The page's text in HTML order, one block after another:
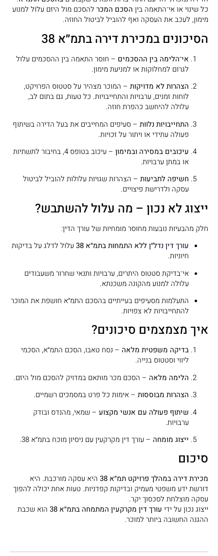
כל שינוי או אי־התאמה בין הסכם המכר להסכם מול היזם עלול למנוע
מימון, לעכב את העסקה ואף להוביל לביטול החוזה.
הסיכונים במכירת דירה בתמ״א 38
אי־הלימה בין ההסכמים – חוסר התאמה בין ההסכמים עלול
לגרום למחלוקות או למניעת מימון.
הצהרות לא מדויקות – המוכר מצהיר על סטטוס הפרויקט,
לוחות זמנים, ערבויות והתחייבויות. כל טעות, גם בתום לב,
עלולה להיחשב כהפרת חוזה.
התחייבויות נלוות – סעיפים המחייבים את בעל הדירה בשיתוף
פעולה עתידי או ויתור על זכויות.
עיכובים במסירה ובמימון
– עיכוב בטופס 4, בחיבור לתשתיות
או במתן ערבויות.
חשיפה לתביעות – הצהרות שגויות עלולות להוביל לביטול
עסקה ולדרישת פיצויים.
ייצוג לא נכון – מה עלול להשתבש?
חלק מהבעיות נובעות מחוסר מומחיות של עורך הדין:
עורך דין נדל״ןללא התמחות בתמ״א 38
עלול לדלג על בדיקות
חיוניות.
אי־בדיקת סטטוס היתרים, ערבויות ותנאי שחרור משעבודים
עלולה למנוע מהקונה משכנתא.
התעלמות מסעיפים בעייתיים בהסכם התמ״א חושפת את המוכר
להתחייבויות לא צפויות.
איך מצמצמים סיכונים?
בדיקה משפטית מלאה – נסח טאבו, הסכם התמ״א, הסכמי
ליווי וסטטוס בנייה.
הלימה מלאה – הסכם מכר מותאם במדויק להסכם מול היזם.
הצהרות מבוססות – אימות כל פרט במסמכים רשמיים.
שיתוף פעולה עם אנשי מקצוע – שמאי, מהנדס ובודק
ערבויות.
ייצוג מומחה – עורך דין מקרקעין עם ניסיון מוכח בתמ״א 38.
סיכום
מכירת דירה במהלך פרויקט תמ״א 38
היא עסקה מורכבת. היא
דורשת ידע משפטי מעמיק ובדיקות קפדניות. טעות אחת יכולה להפוך
עסקה מוצלחת לסכסוך יקר.
ייצוג נכון על ידי עורך דין מקרקעין המתמחה בתמ״א 38
הוא שכבת
ההגנה החשובה ביותר למוכר.